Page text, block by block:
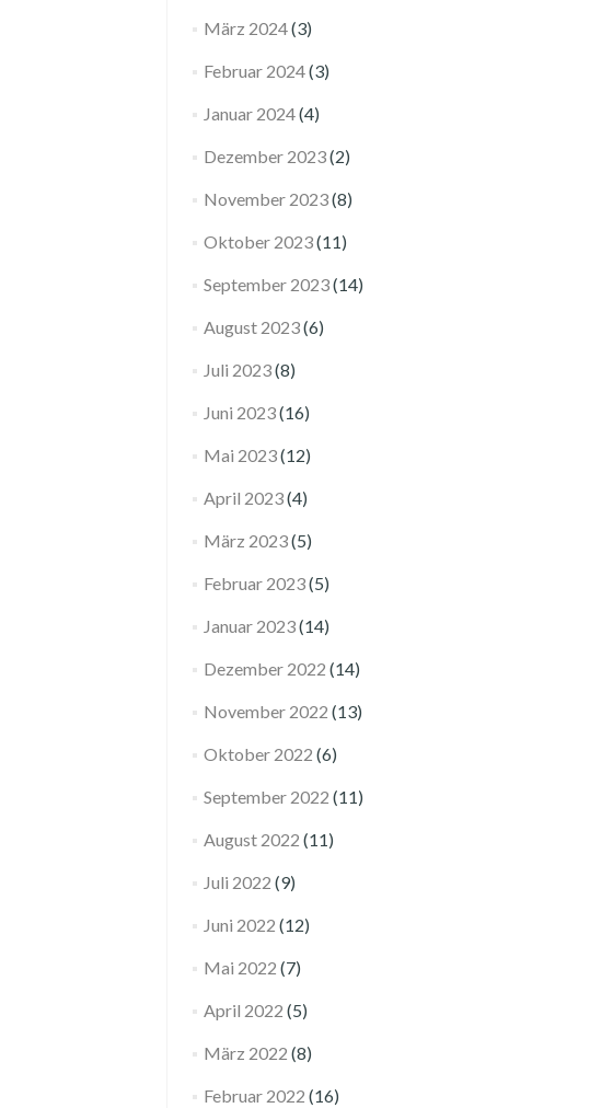
März 2024(3)
Februar 2024(3)
Januar 2024(4)
Dezember 2023(2)
November 2023(8)
Oktober 2023(11)
September 2023(14)
August 2023(6)
Juli 2023(8)
Juni 2023(16)
Mai 2023(12)
April 2023(4)
März 2023(5)
Februar 2023(5)
Januar 2023(14)
Dezember 2022 (14)
November 2022 (13)
Oktober 2022 (6)
September 2022 (11)
August 2022 (11)
Juli 2022 (9)
Juni 2022 (12)
Mai 2022 (7)
April 2022 (5)
März 2022 (8)
Februar 2022 (16)